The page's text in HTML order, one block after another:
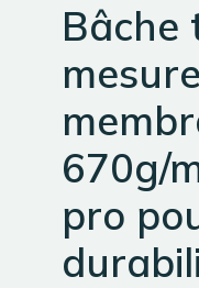
Jardinage
Bricolage
Bâche
670g/
pro